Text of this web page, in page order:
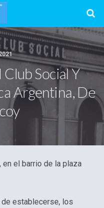
Social Y
Argentina, De
el barrio de la plaza
de establecerse, los